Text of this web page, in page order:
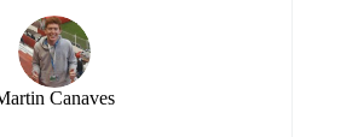
Canaves